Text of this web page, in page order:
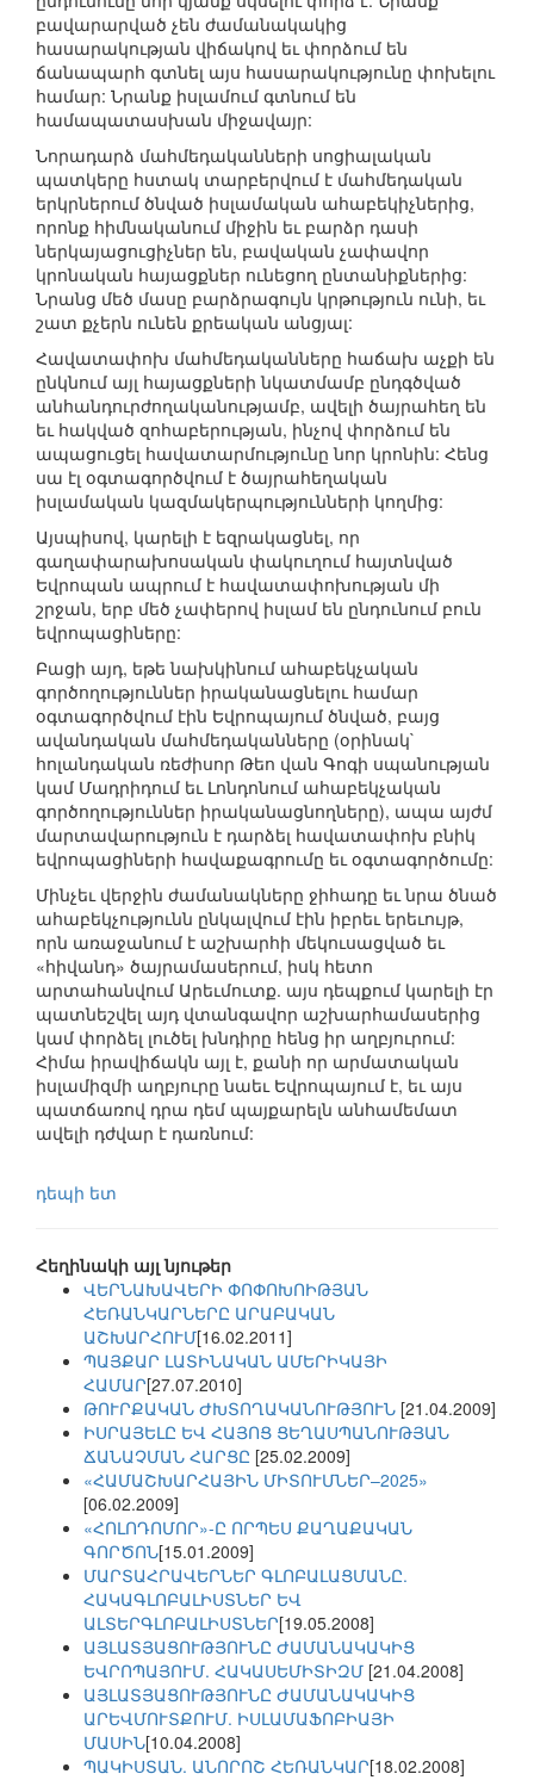
բավարարված չեն ժամանակակից
հասարակության վիճակով եւ փորձում են
ճանապարհ գտնել այս հասարակությունը փոխելու
համար: Նրանք իսլամում գտնում են
համապատասխան միջավայր:
Նորադարձ մահմեդականների սոցիալական
պատկերը հստակ տարբերվում է մահմեդական
երկրներում ծնված իսլամական ահաբեկիչներից,
որոնք հիմնականում միջին եւ բարձր դասի
ներկայացուցիչներ են, բավական չափավոր
կրոնական հայացքներ ունեցող ընտանիքներից:
Նրանց մեծ մասը բարձրագույն կրթություն ունի, եւ
շատ քչերն ունեն քրեական անցյալ:
Հավատափոխ մահմեդականները հաճախ աչքի են
ընկնում այլ հայացքների նկատմամբ ընդգծված
անհանդուրժողականությամբ, ավելի ծայրահեղ են
եւ հակված զոհաբերության, ինչով փորձում են
ապացուցել հավատարմությունը նոր կրոնին: Հենց
սա էլ օգտագործվում է ծայրահեղական
իսլամական կազմակերպությունների կողմից:
Այսպիսով, կարելի է եզրակացնել, որ
գաղափարախոսական փակուղում հայտնված
Եվրոպան ապրում է հավատափոխության մի
շրջան, երբ մեծ չափերով իսլամ են ընդունում բուն
եվրոպացիները:
Բացի այդ, եթե նախկինում ահաբեկչական
գործողություններ իրականացնելու համար
օգտագործվում էին Եվրոպայում ծնված, բայց
ավանդական մահմեդականները (օրինակ`
հոլանդական ռեժիսոր Թեո վան Գոգի սպանության
կամ Մադրիդում եւ Լոնդոնում ահաբեկչական
գործողություններ իրականացնողները), ապա այժմ
մարտավարություն է դարձել հավատափոխ բնիկ
եվրոպացիների հավաքագրումը եւ օգտագործումը:
Մինչեւ վերջին ժամանակները ջիհադը եւ նրա ծնած
ահաբեկչությունն ընկալվում էին իբրեւ երեւույթ,
որն առաջանում է աշխարհի մեկուսացված եւ
«հիվանդ» ծայրամասերում, իսկ հետո
արտահանվում Արեւմուտք. այս դեպքում կարելի էր
պատնեշվել այդ վտանգավոր աշխարհամասերից
կամ փորձել լուծել խնդիրը հենց իր աղբյուրում:
Հիմա իրավիճակն այլ է, քանի որ արմատական
իսլամիզմի աղբյուրը նաեւ Եվրոպայում է, եւ այս
պատճառով դրա դեմ պայքարելն անհամեմատ
ավելի դժվար է դառնում:
դեպի ետ
Հեղինակի այլ նյութեր
ՎԵՐՆԱԽԱՎԵՐԻ ՓՈՓՈԽՈԻԹՅԱՆ
ՀԵՌԱՆԿԱՐՆԵՐԸ ԱՐԱԲԱԿԱՆ
ԱՇԽԱՐՀՈՒՄ[16.02.2011]
ՊԱՅՔԱՐ ԼԱՏԻՆԱԿԱՆ ԱՄԵՐԻԿԱՅԻ
ՀԱՄԱՐ[27.07.2010]
ԹՈՒՐՔԱԿԱՆ ԺԽՏՈՂԱԿԱՆՈՒԹՅՈՒՆ [21.04.2009]
ԻՍՐԱՅԵԼԸ ԵՎ ՀԱՅՈՑ ՑԵՂԱՍՊԱՆՈՒԹՅԱՆ
ՃԱՆԱՉՄԱՆ ՀԱՐՑԸ [25.02.2009]
«ՀԱՄԱՇԽԱՐՀԱՅԻՆ ՄԻՏՈՒՄՆԵՐ–2025»
[06.02.2009]
«ՀՈԼՈԴՈՄՈՐ»-Ը ՈՐՊԵՍ ՔԱՂԱՔԱԿԱՆ
ԳՈՐԾՈՆ[15.01.2009]
ՄԱՐՏԱՀՐԱՎԵՐՆԵՐ ԳԼՈԲԱԼԱՑՄԱՆԸ.
ՀԱԿԱԳԼՈԲԱԼԻՍՏՆԵՐ ԵՎ
ԱԼՏԵՐԳԼՈԲԱԼԻՍՏՆԵՐ[19.05.2008]
ԱՅԼԱՏՅԱՑՈՒԹՅՈՒՆԸ ԺԱՄԱՆԱԿԱԿԻՑ
ԵՎՐՈՊԱՅՈՒՄ. ՀԱԿԱՍԵՄԻՏԻԶՄ [21.04.2008]
ԱՅԼԱՏՅԱՑՈՒԹՅՈՒՆԸ ԺԱՄԱՆԱԿԱԿԻՑ
ԱՐԵՎՄՈՒՏՔՈՒՄ. ԻՍԼԱՄԱՖՈԲԻԱՅԻ
ՄԱՍԻՆ[10.04.2008]
ՊԱԿԻՍՏԱՆ. ԱՆՈՐՈՇ ՀԵՌԱՆԿԱՐ[18.02.2008]